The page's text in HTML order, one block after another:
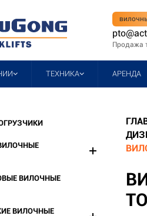
Продажа
ТЕХНИКА АРЕНДА
ВИЛОЧНЫЕ
ВИЛОЧНЫЕ